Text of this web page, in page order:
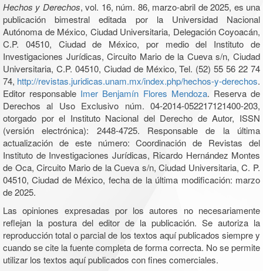
Hechos y Derechos, vol. 16, núm. 86, marzo-abril de 2025, es una
publicación bimestral editada por la Universidad Nacional
Autónoma de México, Ciudad Universitaria, Delegación Coyoacán,
C.P. 04510, Ciudad de México, por medio del Instituto de
Investigaciones Jurídicas, Circuito Mario de la Cueva s/n, Ciudad
Universitaria, C.P. 04510, Ciudad de México, Tel. (52) 55 56 22 74
74, http://revistas.juridicas.unam.mx/index.php/hechos-y-derechos.
Editor responsable Imer Benjamín Flores Mendoza. Reserva de
Derechos al Uso Exclusivo núm. 04-2014-052217121400-203,
otorgado por el Instituto Nacional del Derecho de Autor, ISSN
(versión electrónica): 2448-4725. Responsable de la última
actualización de este número: Coordinación de Revistas del
Instituto de Investigaciones Jurídicas, Ricardo Hernández Montes
de Oca, Circuito Mario de la Cueva s/n, Ciudad Universitaria, C. P.
04510, Ciudad de México, fecha de la última modificación: marzo
de 2025.
Las opiniones expresadas por los autores no necesariamente
reflejan la postura del editor de la publicación. Se autoriza la
reproducción total o parcial de los textos aquí publicados siempre y
cuando se cite la fuente completa de forma correcta. No se permite
utilizar los textos aquí publicados con fines comerciales.